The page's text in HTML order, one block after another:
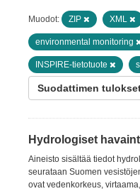
Muodot: ZIP XML
environmental monitoring
INSPIRE-tietotuote
Suodattimen
Hydrologiset
Aineisto sisältää tiedot
seurataan Suomen
ovat vedenkorkeus,